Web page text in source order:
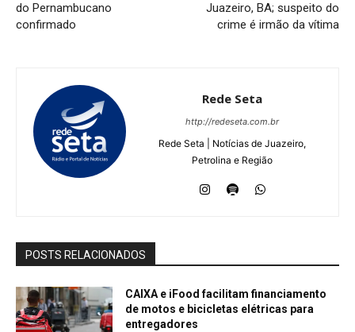
do Pernambucano
confirmado
Juazeiro, BA; suspeito do
crime é irmão da vítima
Rede Seta
http://redeseta.com.br
Rede Seta | Notícias de Juazeiro,
Petrolina e Região
POSTS RELACIONADOS
CAIXA e iFood facilitam financiamento
de motos e bicicletas elétricas para
entregadores